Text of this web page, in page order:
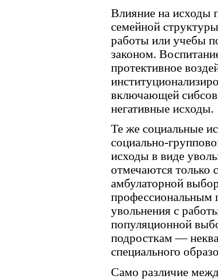
Влияние на исходы
семейной
работы или учебы
законом.
протективное
включающей
негативные исходы.
Те же социальные
социально-
исходы в виде
отмечаются только
амбулаторной
профессиональным
увольнения с
популяционной
подросткам —
специального
Само различие